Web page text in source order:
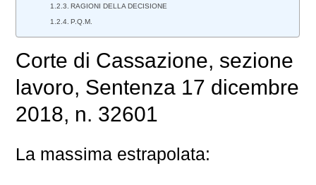
RAGIONI DELLA DECISIONE
P.Q.M.
Corte di Cassazione, sezione
lavoro, Sentenza 17 dicembre
2018, n. 32601
La massima estrapolata: